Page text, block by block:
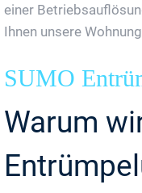
einer
Ihnen unsere
SUMO
Warum